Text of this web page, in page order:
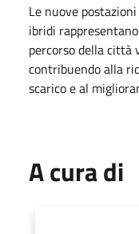
Le nuove
ibridi
percorso della città
contribuendo alla
scarico e al
A cura di